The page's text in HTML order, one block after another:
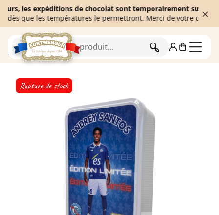
les expéditions de chocolat sont temporairement suspendues
les températures le permettront. Merci de votre
RECHERCHER
Accueil Racing Club de Strasbourg Alsace
Rupture de stock